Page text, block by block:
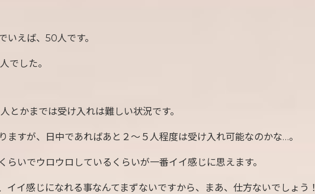
いえば、50人です。
でした。
とかまでは受け入れは難しい状況です。
ますが、日中であればあと２〜５人程度は受け入れ可能なのかな…。
らいでウロウロしているくらいが一番イイ感じに思えます。
イイ感じになれる事なんてまずないですから、まあ、仕方ないでしょう！